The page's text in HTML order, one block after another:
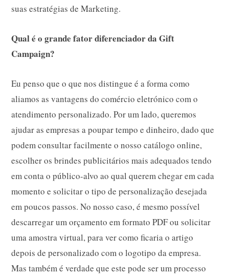
suas estratégias de Marketing.
Qual é o grande fator diferenciador da Gift
Campaign?
Eu penso que o que nos distingue é a forma como
aliamos as vantagens do comércio eletrónico com o
atendimento personalizado. Por um lado, queremos
ajudar as empresas a poupar tempo e dinheiro, dado que
podem consultar facilmente o nosso catálogo online,
escolher os brindes publicitários mais adequados tendo
em conta o público-alvo ao qual querem chegar em cada
momento e solicitar o tipo de personalização desejada
em poucos passos. No nosso caso, é mesmo possível
descarregar um orçamento em formato PDF ou solicitar
uma amostra virtual, para ver como ficaria o artigo
depois de personalizado com o logotipo da empresa.
Mas também é verdade que este pode ser um processo